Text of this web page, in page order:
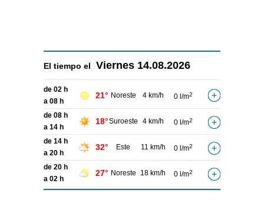
El tiempo el Viernes 14.08.2026
de 02 h
a 08 h
21° Noreste 4 km/h 0 l/m2
de 08 h
a 14 h
18°Suroeste 4 km/h 0 l/m2
de 14 h
a 20 h
32° Este 11 km/h 0 l/m2
de 20 h
a 02 h
27° Noreste 18 km/h 0 l/m2